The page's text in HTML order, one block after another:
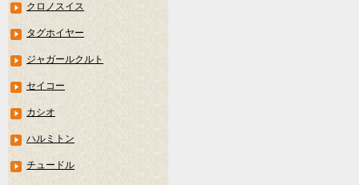
クロノスイス
タグホイヤー
ジャガールクルト
セイコー
カシオ
ハルミトン
チュードル